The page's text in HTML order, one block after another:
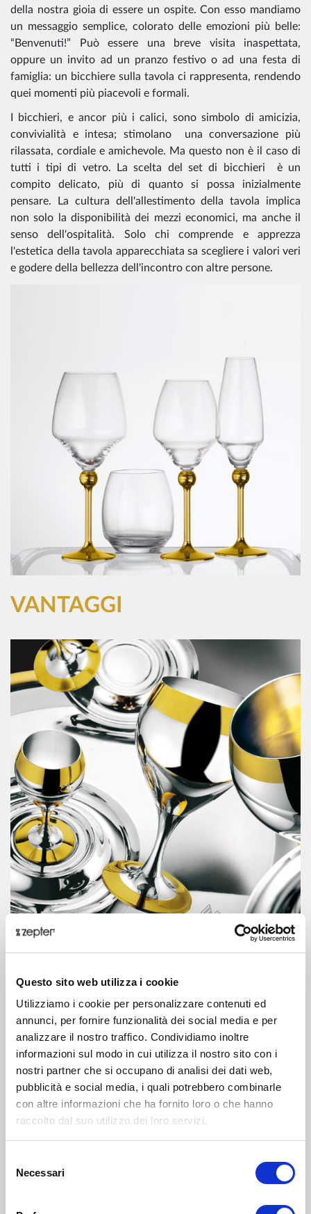
Questo sito web utilizza i cookie
Utilizziamo i cookie per personalizzare contenuti ed
annunci, per fornire funzionalità dei social media e per
analizzare il nostro traffico. Condividiamo inoltre
informazioni sul modo in cui utilizza il nostro sito con i
nostri partner che si occupano di analisi dei dati web,
pubblicità e social media, i quali potrebbero combinarle
con altre informazioni che ha fornito loro o che hanno
raccolto dal suo utilizzo dei loro servizi.
delNecessari
della nostra gioia di essere un ospite. Con esso mandiamo
un messaggio semplice, colorato delle emozioni più belle:
“Benvenuti!” Può essere una breve visita inaspettata,
oppure un invito ad un pranzo festivo o ad una festa di
famiglia: un bicchiere sulla tavola ci rappresenta, rendendo
quei momenti più piacevoli e formali.
I bicchieri, e ancor più i calici, sono simbolo di amicizia,
convivialità e intesa; stimolano una conversazione più
rilassata, cordiale e amichevole. Ma questo non è il caso di
tutti i tipi di vetro. La scelta del set di bicchieri è un
compito delicato, più di quanto si possa inizialmente
pensare. La cultura dell'allestimento della tavola implica
non solo la disponibilità dei mezzi economici, ma anche il
senso dell'ospitalità. Solo chi comprende e apprezza
l'estetica della tavola apparecchiata sa scegliere i valori veri
e godere della bellezza dell'incontro con altre persone.
VANTAGGI
termini di materiale, praticità e funzionalità, design e
Esistono diversi set esclusivi: La Perle, Prince, Baron, King,
Taiga, Conte, Astra. Questi bellissimi nomi parlano da soli.
Si tratta di creazioni artistiche per ogni occasione, un
connubio armonioso tra qualità e funzionalità, classe e stile
all'avanguardia.
bicchiere può essere rotta o danneggiata; (inoltre i bicchieri
sono opachi, quindi nessuno tranne te saprà quanto è